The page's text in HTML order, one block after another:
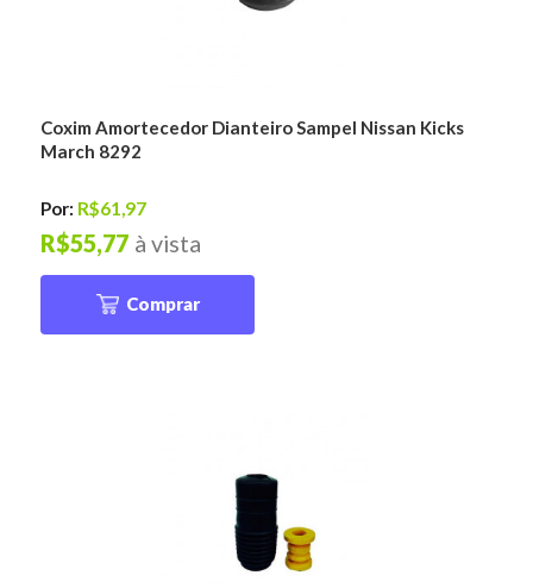
Coxim Amortecedor Dianteiro Sampel Nissan Kicks
March 8292
Por: R$61,97
à vista
R$55,77
Comprar